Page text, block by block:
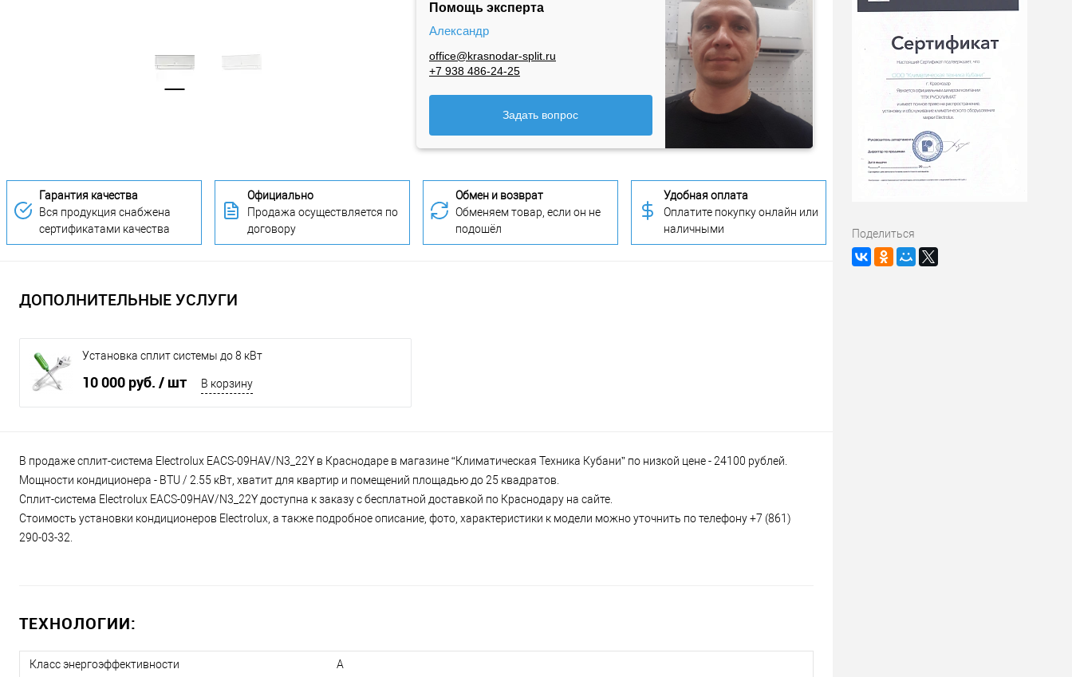
Помощь эксперта
Александр
office@krasnodar-split.ru
+7 938 486-24-25
Задать вопрос
Гарантия качества
Вся продукция снабжена
сертификатами качества
Официально
Продажа осуществляется по
договору
Обмен и возврат
Обменяем товар, если он не
подошёл
Удобная оплата
Оплатите покупку онлайн или
наличными
ДОПОЛНИТЕЛЬНЫЕ УСЛУГИ
Установка сплит системы до 8 кВт
10 000 руб. / шт В корзину
В продаже сплит-система Electrolux EACS-09HAV/N3_22Y в Краснодаре в магазине “Климатическая Техника Кубани” по низкой цене - 24100 рублей.
Мощности кондиционера - BTU / 2.55 кВт, хватит для квартир и помещений площадью до 25 квадратов.
Сплит-система Electrolux EACS-09HAV/N3_22Y доступна к заказу с бесплатной доставкой по Краснодару на сайте.
Стоимость установки кондиционеров Electrolux, а также подробное описание, фото, характеристики к модели можно уточнить по телефону +7 (861)
290-03-32.
ТЕХНОЛОГИИ:
Класс энергоэффективности A
Поделиться